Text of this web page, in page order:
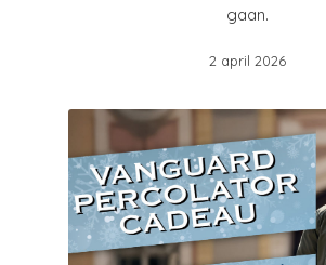
gaan.
2 april 2026